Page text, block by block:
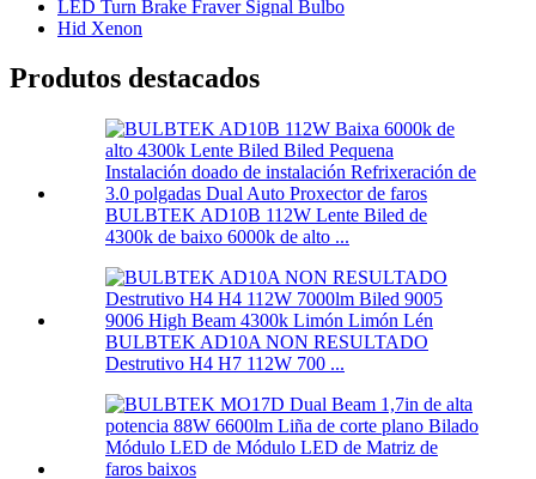
LED Turn Brake Fraver Signal Bulbo
Hid Xenon
Produtos destacados
BULBTEK AD10B 112W Lente Biled de
4300k de baixo 6000k de alto ...
BULBTEK AD10A NON RESULTADO
Destrutivo H4 H7 112W 700 ...